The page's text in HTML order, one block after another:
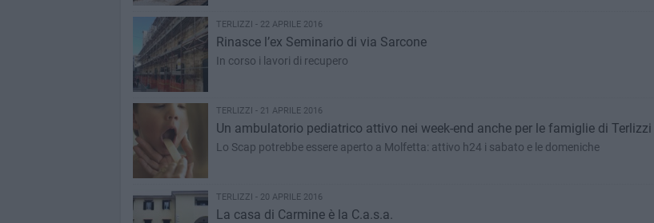
TERLIZZI - 22 APRILE 2016
Rinasce l’ex Seminario di via Sarcone
In corso i lavori di recupero
TERLIZZI - 21 APRILE 2016
Un ambulatorio pediatrico attivo nei week-end anche per le famiglie di Terlizzi
Lo Scap potrebbe essere aperto a Molfetta: attivo h24 i sabato e le domeniche
TERLIZZI - 20 APRILE 2016
La casa di Carmine è la C.a.s.a.